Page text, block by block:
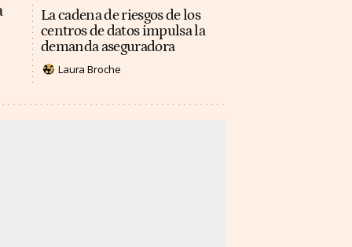
La cadena de riesgos de los
centros de datos impulsa la
demanda aseguradora
Laura Broche